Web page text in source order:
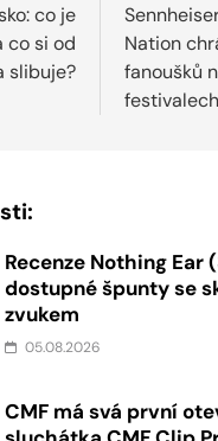
co je
co si od
slibuje?
Nation
fanoušků
festivalech
Recenze Nothing Ear
dostupné špunty se
zvukem
05.08.2026
CMF má svá první